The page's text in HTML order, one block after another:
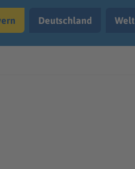
Deutschland Welt